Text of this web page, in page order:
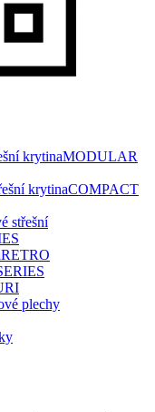
krytinaMODULAR
krytinaCOMPACT
střešní
RETRO
plechy